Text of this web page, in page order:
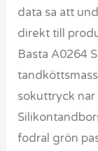
data sa att
direkt till
Basta A0264
sokuttryck
fodral grön